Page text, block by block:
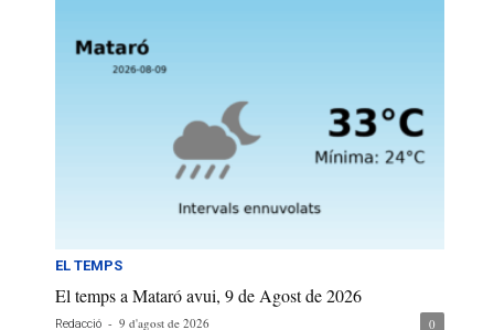
EL TEMPS
El temps a Mataró avui, 9 de Agost de 2026
Redacció - 9 d'agost de 2026 0